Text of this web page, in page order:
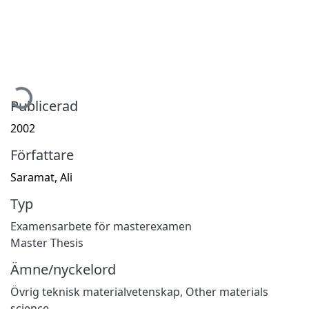
Publicerad
2002
Författare
Saramat, Ali
Typ
Examensarbete för masterexamen
Master Thesis
Ämne/nyckelord
Övrig teknisk materialvetenskap, Other materials